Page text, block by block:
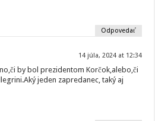
Odpovedať
14 júla, 2024 at 12:34
by bol prezidentom Korčok,alebo,či
jeden zapredanec, taký aj